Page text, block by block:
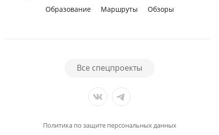
Образование
Маршруты Обзоры
Все спецпроекты
Политика по защите персональных данных